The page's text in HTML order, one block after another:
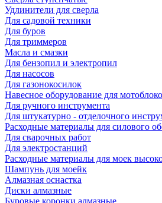
Удлинители для сверла
Для садовой техники
Для буров
Для триммеров
Масла и смазки
Для бензопил и электропил
Для насосов
Для газонокосилок
Навесное оборудование для
Для ручного инструмента
Для штукатурно - отделочного
Расходные материалы для силового
Для сварочных работ
Для электростанций
Расходные материалы для моек
Шампунь для моейк
Алмазная оснастка
Диски алмазные
Буровые коронки алмазные